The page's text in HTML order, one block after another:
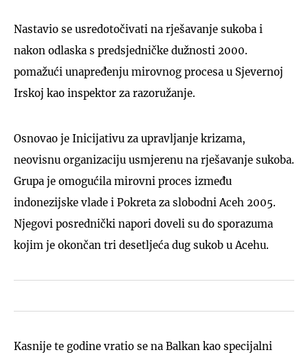
Nastavio se usredotočivati na rješavanje sukoba i
nakon odlaska s predsjedničke dužnosti 2000.
pomažući unapređenju mirovnog procesa u Sjevernoj
Irskoj kao inspektor za razoružanje.
Osnovao je Inicijativu za upravljanje krizama,
neovisnu organizaciju usmjerenu na rješavanje sukoba.
Grupa je omogućila mirovni proces između
indonezijske vlade i Pokreta za slobodni Aceh 2005.
Njegovi posrednički napori doveli su do sporazuma
kojim je okončan tri desetljeća dug sukob u Acehu.
Kasnije te godine vratio se na Balkan kao specijalni